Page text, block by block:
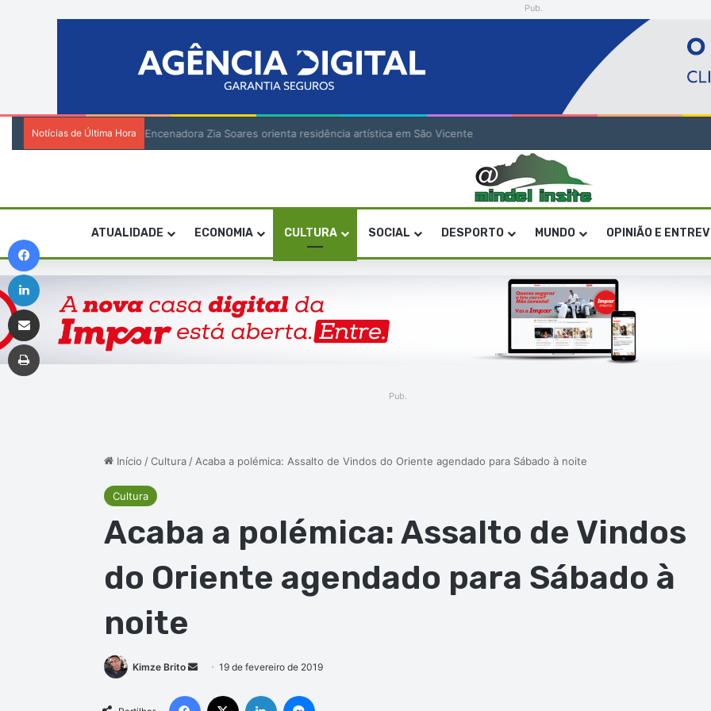
Pub.
Notícias de Última Hora Encenadora Zia Soares orienta residência artística em São Vicente
ATUALIDADE ECONOMIA CULTURA SOCIAL DESPORTO MUNDO OPINIÃO E
Pub.
Início / Cultura / Acaba a polémica: Assalto de Vindos do Oriente agendado para Sábado à noite
Cultura
Acaba a polémica: Assalto de Vindos
do Oriente agendado para Sábado à
noite
Kimze Brito
Mande
e-
19 de fevereiro de 2019
Facebook Linkedin
Linkedin
Imprimir